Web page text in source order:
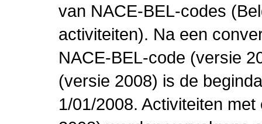
van NACE-BEL-codes
activiteiten). Na een
NACE-BEL-code (versie
(versie 2008) is de
1/01/2008. Activiteiten